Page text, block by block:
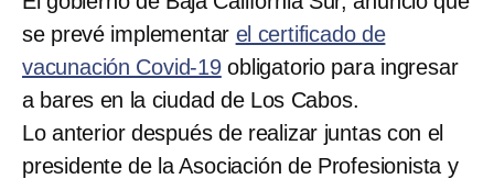
se prevé implementar el certificado de
vacunación Covid-19obligatorio para ingresar
a bares en la ciudad de Los Cabos.
Lo anterior después de realizar juntas con el
presidente de la Asociación de Profesionista y